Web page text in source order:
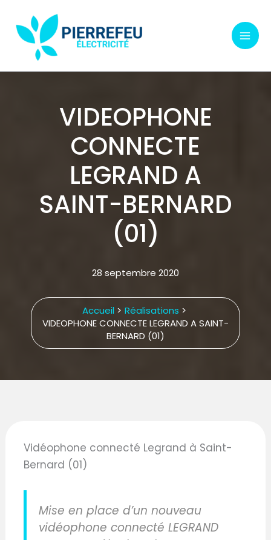
contenu
VIDEOPHONE
CONNECTE
LEGRAND A
SAINT-BERNARD
(01)
28 septembre 2020
Accueil
Réalisations
VIDEOPHONE CONNECTE LEGRAND A SAINT-
BERNARD (01)
Vidéophone connecté Legrand à Saint-
Bernard (01)
Mise en place d’un nouveau
vidéophone connecté LEGRAND